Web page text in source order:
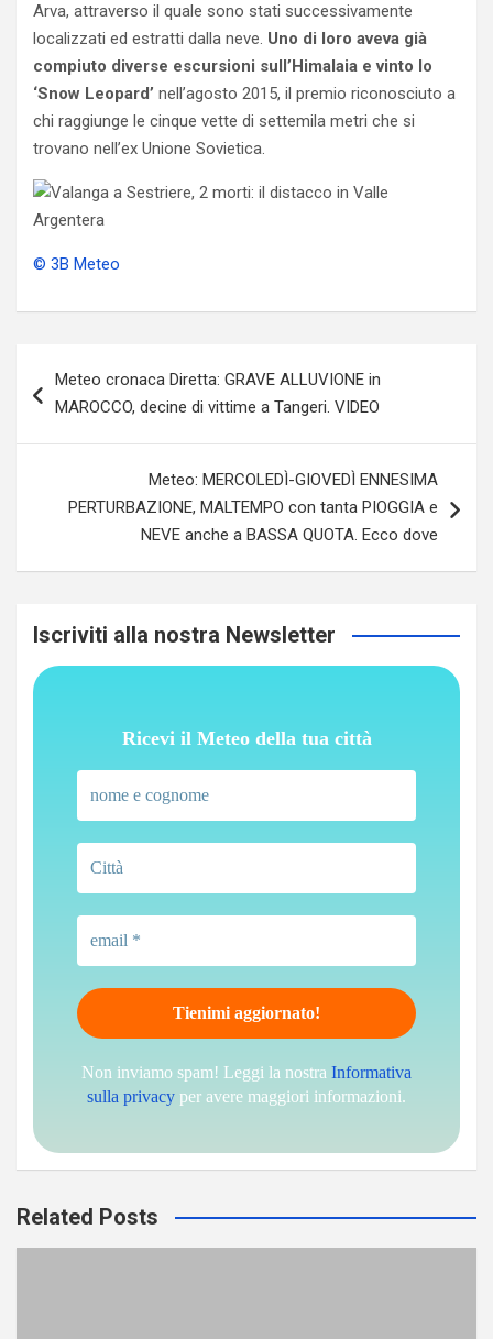
Arva, attraverso il quale sono stati successivamente
localizzati ed estratti dalla neve. Uno di loro aveva già
compiuto diverse escursioni sull’Himalaia e vinto lo
‘Snow Leopard’ nell’agosto 2015, il premio riconosciuto a
chi raggiunge le cinque vette di settemila metri che si
trovano nell’ex Unione Sovietica.
© 3B Meteo
articoli
Meteo cronaca Diretta: GRAVE ALLUVIONE in
MAROCCO, decine di vittime a Tangeri. VIDEO
Meteo: MERCOLEDÌ-GIOVEDÌ ENNESIMA
PERTURBAZIONE, MALTEMPO con tanta PIOGGIA e
NEVE anche a BASSA QUOTA. Ecco dove
Iscriviti alla nostra Newsletter
Ricevi il Meteo della tua città
Non inviamo spam! Leggi la nostra Informativa
sulla privacy per avere maggiori informazioni.
Related Posts